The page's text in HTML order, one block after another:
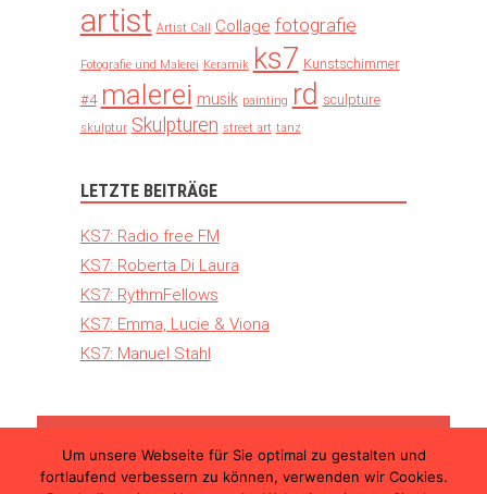
artist Artist Call Collage fotografie
Fotografie und Malerei Keramik ks7 Kunstschimmer
#4 malerei musik painting rd sculpture
skulptur Skulpturen street art tanz
LETZTE BEITRÄGE
KS7: Radio free FM
KS7: Roberta Di Laura
KS7: RythmFellows
KS7: Emma, Lucie & Viona
KS7: Manuel Stahl
© 2026 Kunst Schimmer – Die internationale
Um unsere Webseite für Sie optimal zu gestalten und
fortlaufend verbessern zu können, verwenden wir Cookies.